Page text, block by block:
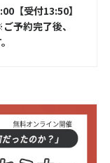
【受付13:50】
予約完了後、